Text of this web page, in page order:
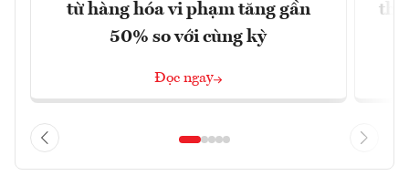
từ hàng hóa vi phạm tăng gần
50% so với cùng kỳ
Đọc ngay